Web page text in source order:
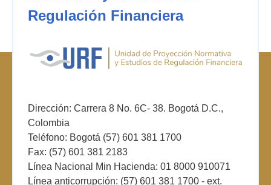
Regulación Financiera
Dirección: Carrera 8 No. 6C- 38. Bogotá D.C.,
Colombia
Teléfono: Bogotá (57) 601 381 1700
Fax: (57) 601 381 2183
Línea Nacional Min Hacienda: 01 8000 910071
Línea anticorrupción: (57) 601 381 1700 - ext.